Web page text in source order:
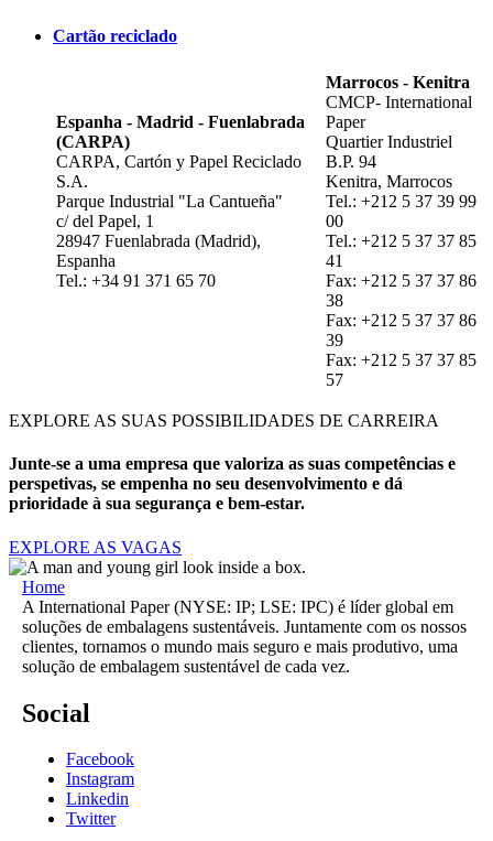
Cartão reciclado
Espanha - Madrid - Fuenlabrada
(CARPA)​
CARPA, Cartón y Papel Reciclado
S.A.​
Parque Industrial "La Cantueña"​
c/ del Papel, 1​
28947 Fuenlabrada (Madrid)​,
Espanha​
Tel.: +34 91 371 65 70
Marrocos - Kenitra
CMCP- International
Paper ​
Quartier Industriel​
B.P. 94​
Kenitra​, Marrocos​
Tel.: +212 5 37 39 99
00​
Tel.: +212 5 37 37 85
41​
Fax: +212 5 37 37 86
38​
Fax: +212 5 37 37 86
39​
Fax: +212 5 37 37 85
57​
EXPLORE AS SUAS POSSIBILIDADES DE CARREIRA
Junte-se a uma empresa que valoriza as suas competências e
perspetivas, se empenha no seu desenvolvimento e dá
prioridade à sua segurança e bem-estar.
EXPLORE AS VAGAS
Home
A International Paper (NYSE: IP; LSE: IPC) é líder global em
soluções de embalagens sustentáveis. Juntamente com os nossos
clientes, tornamos o mundo mais seguro e mais produtivo, uma
solução de embalagem sustentável de cada vez.
Social
Facebook
Instagram
Linkedin
Twitter